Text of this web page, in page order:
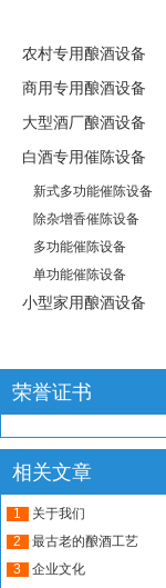
农村专用酿酒设备
商用专用酿酒设备
大型酒厂酿酒设备
白酒专用催陈设备
新式多功能催陈设备
除杂增香催陈设备
多功能催陈设备
单功能催陈设备
小型家用酿酒设备
荣誉证书
相关文章
1
关于我们
2
最古老的酿酒工艺
3
企业文化